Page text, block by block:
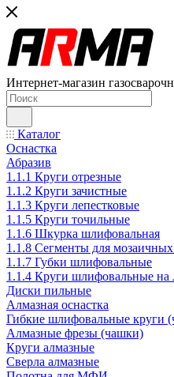
Интернет-магазин
Каталог
Оснастка
Абразив
1.1.1 Круги отрезные
1.1.2 Круги зачистные
1.1.3 Круги лепестковые
1.1.5 Круги точильные
1.1.6 Шкурка шлифовальная
1.1.8 Сегменты для
1.1.7 Губки шлифовальные
1.1.4 Круги шлифовальные на
Диски пильные
Алмазная оснастка
Гибкие шлифовальные круги
Алмазные фрезы (чашки)
Круги алмазные
Сверла алмазные